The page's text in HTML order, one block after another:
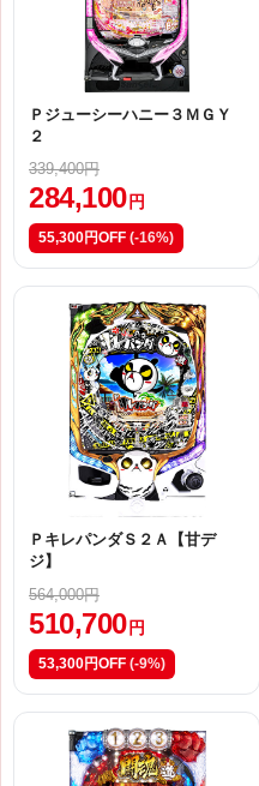
Ｐジューシーハニー３ＭＧＹ
２
339,400円
284,100 円
55,300円OFF (-16%)
ＰキレパンダＳ２Ａ【甘デ
ジ】
564,000円
510,700 円
53,300円OFF (-9%)